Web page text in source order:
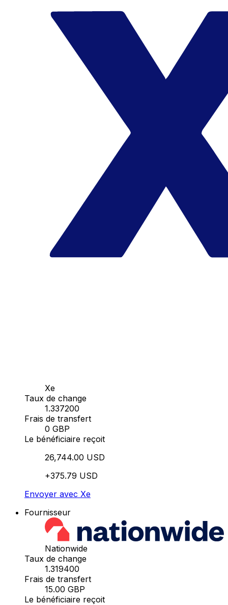
Xe
Taux de change
1.337200
Frais de transfert
0 GBP
Le bénéficiaire reçoit
26,744.00 USD
+375.79 USD
Envoyer avec Xe
Fournisseur
Nationwide
Taux de change
1.319400
Frais de transfert
15.00 GBP
Le bénéficiaire reçoit